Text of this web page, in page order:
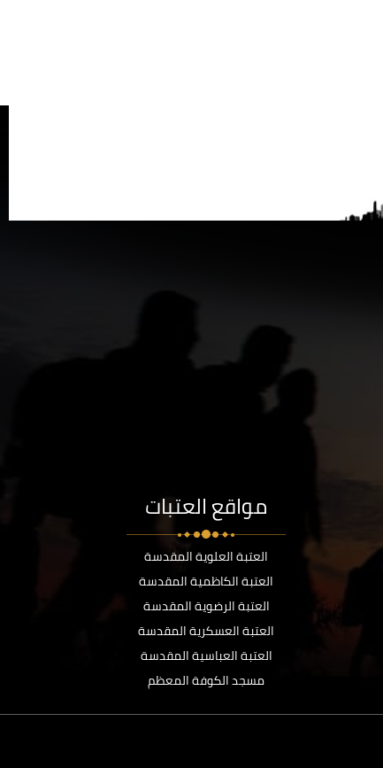
مواقع العتبات
العتبة العلوية المقدسة
العتبة الكاظمية المقدسة
العتبة الرضوية المقدسة
العتبة العسكرية المقدسة
العتبة العباسية المقدسة
مسجد الكوفة المعظم